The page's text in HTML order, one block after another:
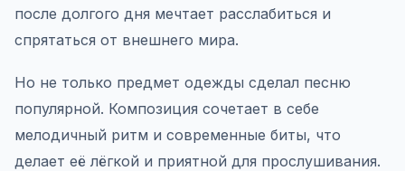
после долгого дня мечтает расслабиться и
спрятаться от внешнего мира.
Но не только предмет одежды сделал песню
популярной. Композиция сочетает в себе
мелодичный ритм и современные биты, что
делает её лёгкой и приятной для прослушивания.